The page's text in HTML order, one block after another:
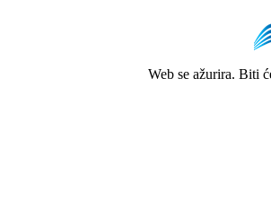
Web se ažurira. Biti